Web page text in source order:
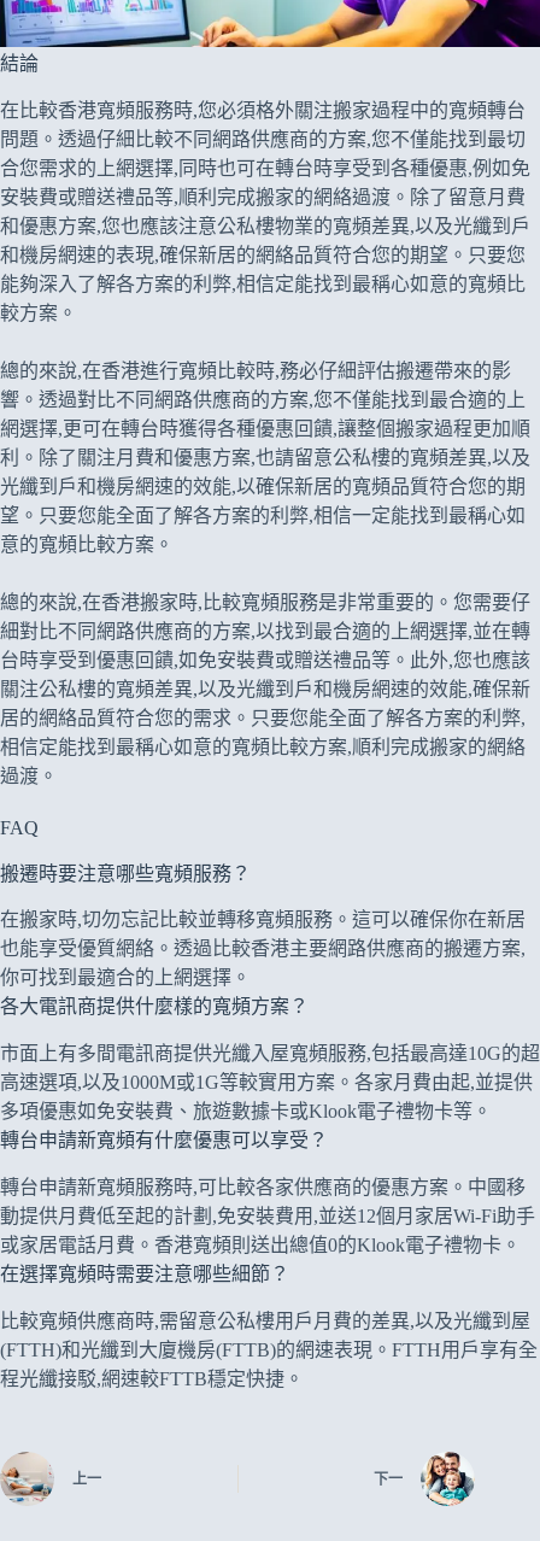
結論
在比較香港寬頻服務時,您必須格外關注搬家過程中的寬頻轉台
問題。透過仔細比較不同網路供應商的方案,您不僅能找到最切
合您需求的上網選擇,同時也可在轉台時享受到各種優惠,例如免
安裝費或贈送禮品等,順利完成搬家的網絡過渡。除了留意月費
和優惠方案,您也應該注意公私樓物業的寬頻差異,以及光纖到戶
和機房網速的表現,確保新居的網絡品質符合您的期望。只要您
能夠深入了解各方案的利弊,相信定能找到最稱心如意的寬頻比
較方案。
總的來說,在香港進行寬頻比較時,務必仔細評估搬遷帶來的影
響。透過對比不同網路供應商的方案,您不僅能找到最合適的上
網選擇,更可在轉台時獲得各種優惠回饋,讓整個搬家過程更加順
利。除了關注月費和優惠方案,也請留意公私樓的寬頻差異,以及
光纖到戶和機房網速的效能,以確保新居的寬頻品質符合您的期
望。只要您能全面了解各方案的利弊,相信一定能找到最稱心如
意的寬頻比較方案。
總的來說,在香港搬家時,比較寬頻服務是非常重要的。您需要仔
細對比不同網路供應商的方案,以找到最合適的上網選擇,並在轉
台時享受到優惠回饋,如免安裝費或贈送禮品等。此外,您也應該
關注公私樓的寬頻差異,以及光纖到戶和機房網速的效能,確保新
居的網絡品質符合您的需求。只要您能全面了解各方案的利弊,
相信定能找到最稱心如意的寬頻比較方案,順利完成搬家的網絡
過渡。
FAQ
搬遷時要注意哪些寬頻服務？
在搬家時,切勿忘記比較並轉移寬頻服務。這可以確保你在新居
也能享受優質網絡。透過比較香港主要網路供應商的搬遷方案,
你可找到最適合的上網選擇。
各大電訊商提供什麼樣的寬頻方案？
市面上有多間電訊商提供光纖入屋寬頻服務,包括最高達10G的超
高速選項,以及1000M或1G等較實用方案。各家月費由起,並提供
多項優惠如免安裝費、旅遊數據卡或Klook電子禮物卡等。
轉台申請新寬頻有什麼優惠可以享受？
轉台申請新寬頻服務時,可比較各家供應商的優惠方案。中國移
動提供月費低至起的計劃,免安裝費用,並送12個月家居Wi-Fi助手
或家居電話月費。香港寬頻則送出總值0的Klook電子禮物卡。
在選擇寬頻時需要注意哪些細節？
比較寬頻供應商時,需留意公私樓用戶月費的差異,以及光纖到屋
(FTTH)和光纖到大廈機房(FTTB)的網速表現。FTTH用戶享有全
程光纖接駁,網速較FTTB穩定快捷。
上一 下一